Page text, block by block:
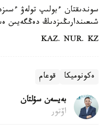
سوندىقتان ءبولىپ تولەۋ
شىعىندارىڭىزدىڭ دەڭگەيىن
KAZ. NUR. KZ
ەكونوميكا قوعام
بەيسەن سۇلتان
اۆتور